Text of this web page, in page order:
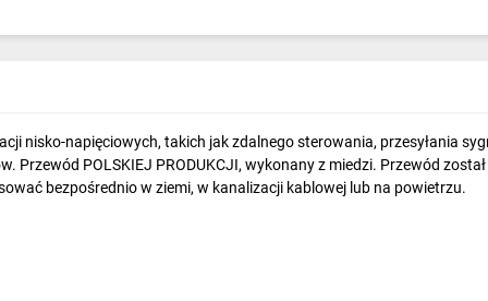
nisko-napięciowych, takich jak zdalnego sterowania, przesyłania
POLSKIEJ PRODUKCJI, wykonany z miedzi. Przewód
bezpośrednio w ziemi, w kanalizacji kablowej lub na powietrzu.